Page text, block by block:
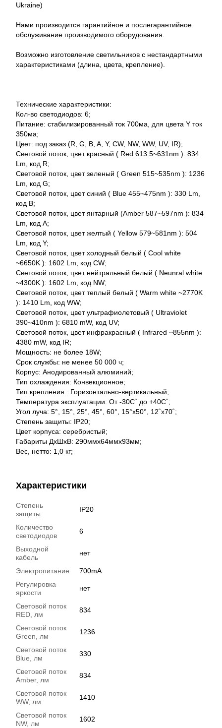
Ukraine)
Нами производится гарантийное и послегарантийное
обслуживание производимого оборудования.
Возможно изготовление светильников с нестандартными
характеристиками (длина, цвета, крепление).
Технические характеристики:
Кол-во светодиодов: 6;
Питание: стабилизированный ток 700ма, для цвета Y ток
350ма;
Цвет: под заказ (R, G, B, A, Y, CW, NW, WW, UV, IR);
Световой поток, цвет красный ( Red 613.5~631nm ): 834
Lm, код R;
Световой поток, цвет зеленый ( Green 515~535nm ): 1236
Lm, код G;
Световой поток, цвет синий ( Blue 455~475nm ): 330 Lm,
код B;
Световой поток, цвет янтарный (Amber 587~597nm ): 834
Lm, код A;
Световой поток, цвет желтый ( Yellow 579~581nm ): 504
Lm, код Y;
Световой поток, цвет холодный белый ( Cool white
~6650K ): 1602 Lm, код CW;
Световой поток, цвет нейтральный белый ( Neunral white
~4300K ): 1602 Lm, код NW;
Световой поток, цвет теплый белый ( Warm white ~2770K
): 1410 Lm, код WW;
Световой поток, цвет ультрафиолетовый ( Ultraviolet
390~410nm ): 6810 mW, код UV;
Световой поток, цвет инфракрасный ( Infrared ~855nm ):
4380 mW, код IR;
Мощность: не более 18W;
Срок службы: не менее 50 000 ч;
Корпус: Анодированный алюминий;
Тип охлаждения: Конвекционное;
Тип крепления : Горизонтально-вертикальный;
Температура эксплуатации: От -30С˚ до +40С˚;
Угол луча: 5°, 15°, 25°, 45°, 60°, 15°x50°, 12˚x70˚;
Степень защиты: IP20;
Цвет корпуса: серебристый;
Габариты ДхШхВ: 290ммх64ммх93мм;
Вес, нетто: 1,0 кг;
Характеристики
Степень
защиты
IP20
Количество
светодиодов
6
Выходной
кабель
нет
Электропитание
700mA
Регулировка
яркости
нет
Световой поток
RED, лм
834
Световой поток
Green, лм
1236
Световой поток
Blue, лм
330
Световой поток
Amber, лм
834
Световой поток
WW, лм
1410
Световой поток
NW, лм
1602